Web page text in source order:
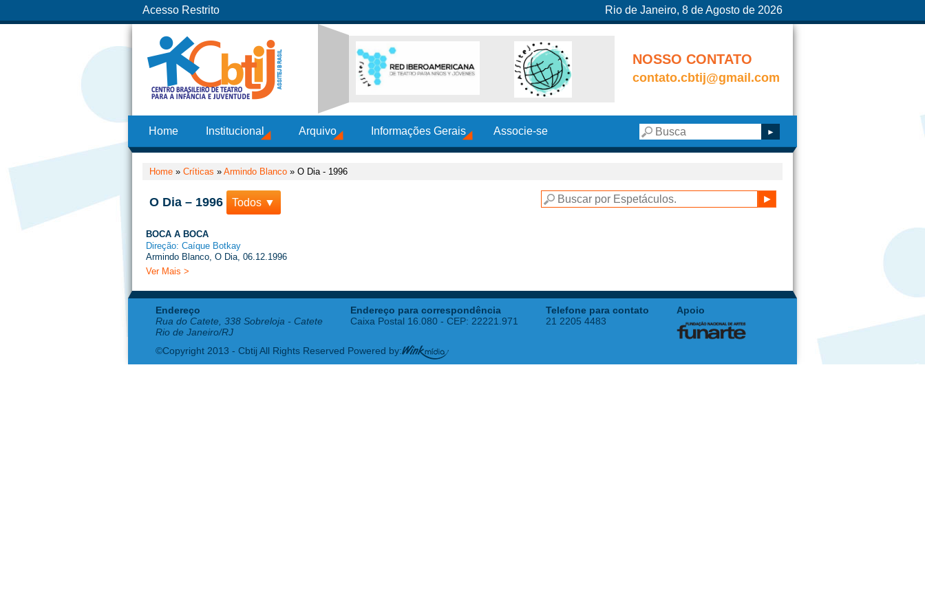
Acesso Restrito Rio de Janeiro, 8 de Agosto de 2026
NOSSO CONTATO
contato.cbtij@gmail.com
Home Institucional Arquivo Informações Gerais Associe-se
Home » Críticas » Armindo Blanco » O Dia - 1996
O Dia – 1996 Todos ▼
BOCA A BOCA
Direção: Caíque Botkay
Armindo Blanco, O Dia, 06.12.1996
Ver Mais >
Endereço
Rua do Catete, 338 Sobreloja - Catete
Rio de Janeiro/RJ
Endereço para correspondência
Caixa Postal 16.080 - CEP: 22221.971
Telefone para contato
21 2205 4483
Apoio
©Copyright 2013 - Cbtij All Rights Reserved Powered by: